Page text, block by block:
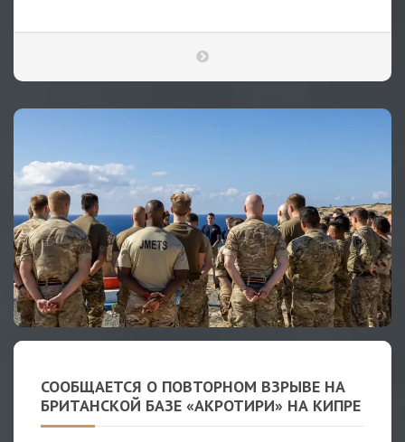
СООБЩАЕТСЯ О ПОВТОРНОМ ВЗРЫВЕ НА
БРИТАНСКОЙ БАЗЕ «АКРОТИРИ» НА КИПРЕ